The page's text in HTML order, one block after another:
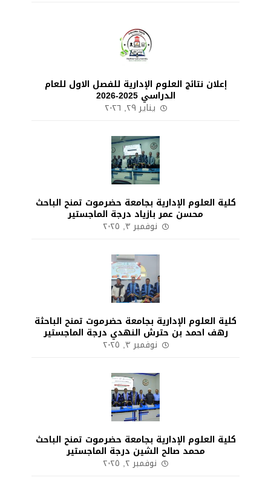
إعلان نتائج العلوم الإدارية للفصل الاول للعام
الدراسي 2025-2026
يناير ٢٩, ٢٠٢٦
كلية العلوم الإدارية بجامعة حضرموت تمنح الباحث
محسن عمر بازياد درجة الماجستير
نوفمبر ٣, ٢٠٢٥
كلية العلوم الإدارية بجامعة حضرموت تمنح الباحثة
رهف احمد بن حترش النهدي درجة الماجستير
نوفمبر ٣, ٢٠٢٥
كلية العلوم الإدارية بجامعة حضرموت تمنح الباحث
محمد صالح الشين درجة الماجستير
نوفمبر ٢, ٢٠٢٥